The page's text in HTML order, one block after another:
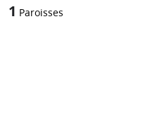
1 Paroisses